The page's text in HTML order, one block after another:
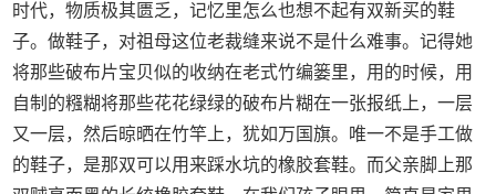
时代，物质极其匮乏，记忆里怎么也想不起有双新买的鞋
子。做鞋子，对祖母这位老裁缝来说不是什么难事。记得她
将那些破布片宝贝似的收纳在老式竹编篓里，用的时候，用
自制的糨糊将那些花花绿绿的破布片糊在一张报纸上，一层
又一层，然后晾晒在竹竿上，犹如万国旗。唯一不是手工做
的鞋子，是那双可以用来踩水坑的橡胶套鞋。而父亲脚上那